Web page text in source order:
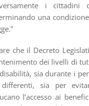
i cittadini
una
che il Decreto
dei livelli di
sia durante i
sia per
l’accesso ai